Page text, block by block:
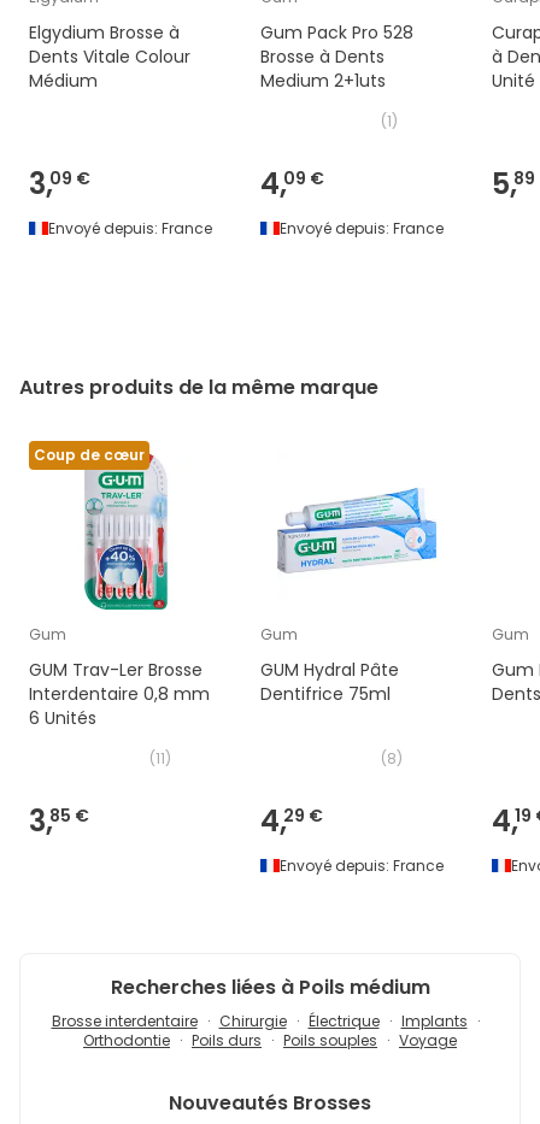
Elgydium Brosse à
Dents Vitale Colour
Médium
3,09 €
Envoyé depuis: France
Gum Pack Pro 528
Brosse à Dents
Medium 2+1uts
(1)
4,09 €
Envoyé depuis: France
à
Unité
5,
Autres produits de la même marque
Coup de cœur
Gum
GUM Trav-Ler Brosse
Interdentaire 0,8 mm
6 Unités
(11)
3,85 €
Gum
GUM Hydral Pâte
Dentifrice 75ml
(8)
4,29 €
Envoyé depuis: France
Gum
Gum
4,19
Recherches liées à Poils médium
Brosse interdentaire Chirurgie Électrique
Implants
Orthodontie
Poils durs Poils souples Voyage
Nouveautés Brosses